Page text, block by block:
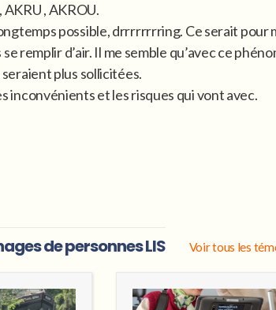
AKRU , AKROU.
possible, drrrrrrrring. Ce serait pour
remplir d’air. Il me semble qu’avec ce
plus sollicitées.
inconvénients et les risques qui vont avec.
de personnes LIS Voir tous les